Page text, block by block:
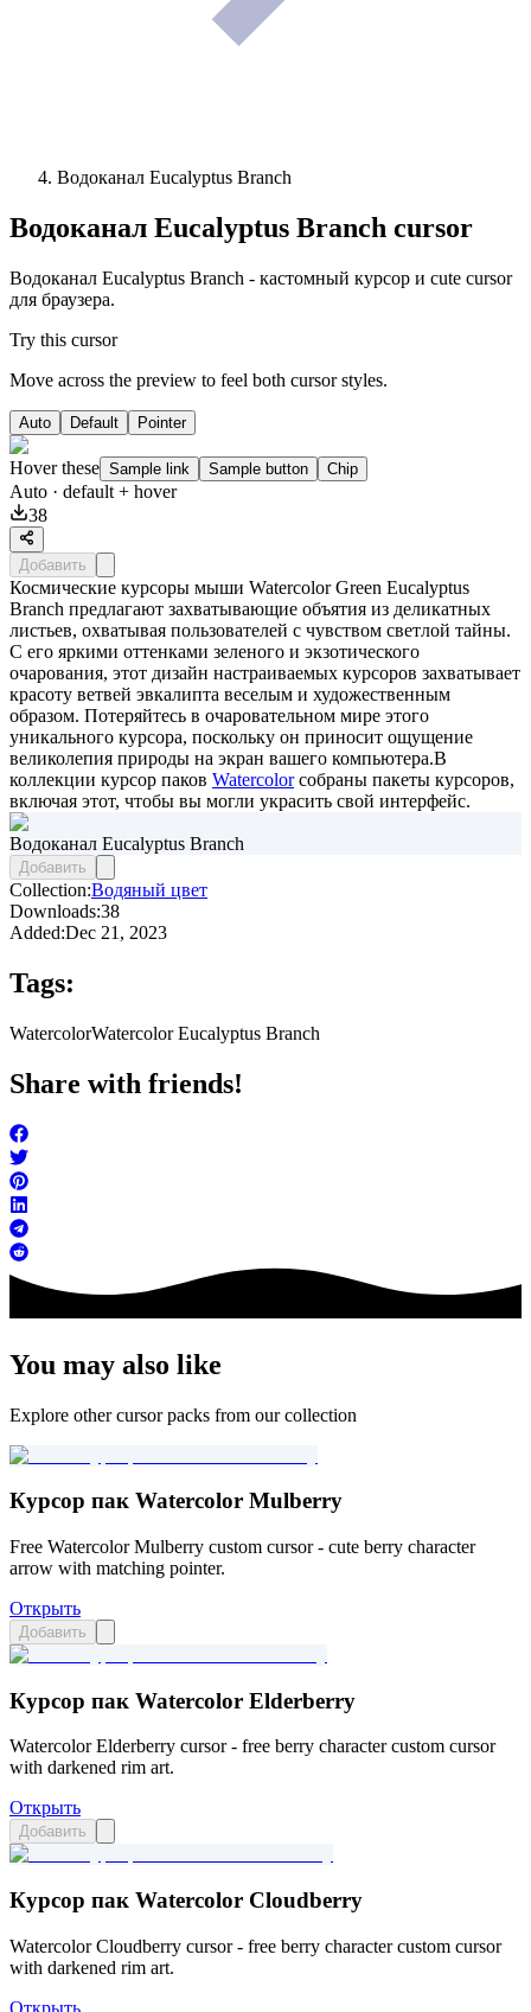
Водоканал Eucalyptus Branch
Водоканал Eucalyptus Branch cursor
Водоканал Eucalyptus Branch - кастомный курсор и cute cursor
для браузера.
Try this cursor
Move across the preview to feel both cursor styles.
Auto Default Pointer
Hover these Sample link Sample button Chip
Auto · default + hover
38
Добавить
Космические курсоры мыши Watercolor Green Eucalyptus
Branch предлагают захватывающие объятия из деликатных
листьев, охватывая пользователей с чувством светлой тайны.
С его яркими оттенками зеленого и экзотического
очарования, этот дизайн настраиваемых курсоров захватывает
красоту ветвей эвкалипта веселым и художественным
образом. Потеряйтесь в очаровательном мире этого
уникального курсора, поскольку он приносит ощущение
великолепия природы на экран вашего компьютера.В
коллекции курсор паков Watercolorсобраны пакеты курсоров,
включая этот, чтобы вы могли украсить свой интерфейс.
Водоканал Eucalyptus Branch
Добавить
Collection:Водяный цвет
Downloads:38
Added:Dec 21, 2023
Tags:
WatercolorWatercolor Eucalyptus Branch
Share with friends!
You may also like
Explore other cursor packs from our collection
Курсор пак Watercolor Mulberry
Free Watercolor Mulberry custom cursor - cute berry character
arrow with matching pointer.
Открыть
Добавить
Курсор пак Watercolor Elderberry
Watercolor Elderberry cursor - free berry character custom cursor
with darkened rim art.
Открыть
Добавить
Курсор пак Watercolor Cloudberry
Watercolor Cloudberry cursor - free berry character custom cursor
with darkened rim art.
Открыть